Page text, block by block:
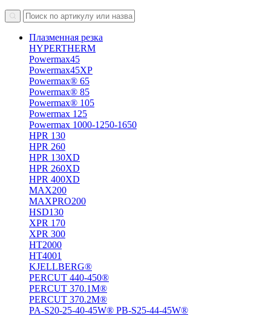
Плазменная резка
HYPERTHERM
Powermax45
Powermax45XP
Powermax® 65
Powermax® 85
Powermax® 105
Powermax 125
Powermax 1000-1250-1650
HPR 130
HPR 260
HPR 130XD
HPR 260XD
HPR 400XD
MAX200
MAXPRO200
HSD130
XPR 170
XPR 300
HT2000
HT4001
KJELLBERG®
PERCUT 440-450®
PERCUT 370.1M®
PERCUT 370.2M®
PA-S20-25-40-45W® PB-S25-44-45W®